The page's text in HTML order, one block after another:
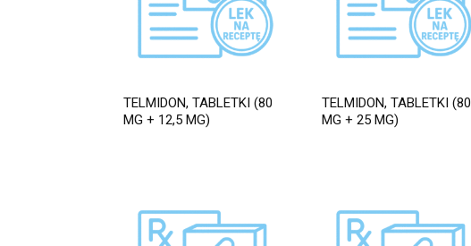
TELMIDON, TABLETKI (80
MG + 12,5 MG)
TELMIDON, TABLETKI (80
MG + 25 MG)